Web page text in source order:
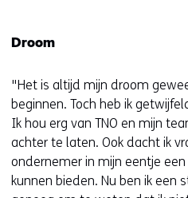
Droom
"Het is altijd mijn droom
beginnen. Toch heb ik
Ik hou erg van TNO en mijn
achter te laten. Ook dacht ik
ondernemer in mijn eentje
kunnen bieden. Nu ben ik een